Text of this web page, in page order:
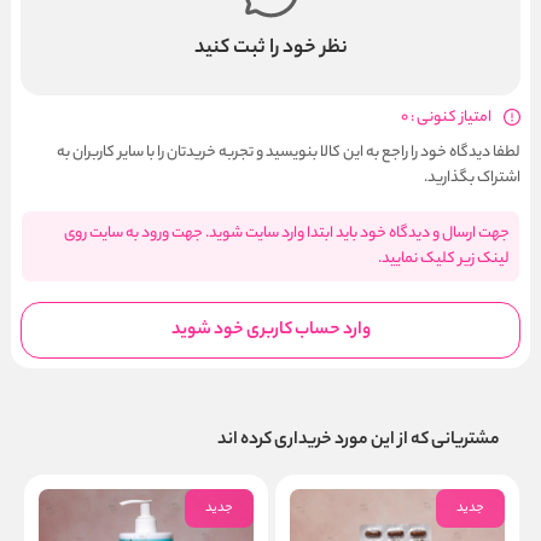
نظر خود را ثبت کنید
امتیاز کنونی : 0
لطفا دیدگاه خود را راجع به این کالا بنویسید و تجربه خریدتان را با سایر کاربران به
اشتراک بگذارید.
جهت ارسال و دیدگاه خود باید ابتدا وارد سایت شوید. جهت ورود به سایت روی
لینک زیر کلیک نمایید.
وارد حساب کاربری خود شوید
مشتریانی که از این مورد خریداری کرده اند
جدید جدید